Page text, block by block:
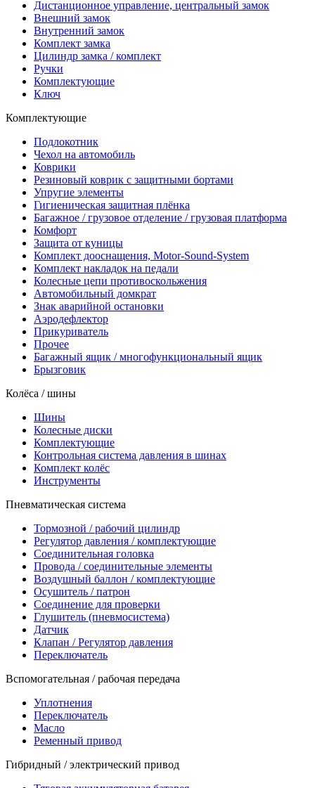
Дистанционное управление, центральный замок
Внешний замок
Внутренний замок
Комплект замка
Цилиндр замка / комплект
Ручки
Комплектующие
Ключ
Комплектующие
Подлокотник
Чехол на автомобиль
Коврики
Резиновый коврик с защитными бортами
Упругие элементы
Гигиеническая защитная плёнка
Багажное / грузовое отделение / грузовая платформа
Комфорт
Защита от куницы
Комплект дооснащения, Motor-Sound-System
Комплект накладок на педали
Колесные цепи противоскольжения
Автомобильный домкрат
Знак аварийной остановки
Аэродефлектор
Прикуриватель
Прочее
Багажный ящик / многофункциональный ящик
Брызговик
Колёса / шины
Шины
Колесные диски
Комплектующие
Контрольная система давления в шинах
Комплект колёс
Инструменты
Пневматическая система
Тормозной / рабочий цилиндр
Регулятор давления / комплектующие
Соединительная головка
Провода / соединительные элементы
Воздушный баллон / комплектующие
Осушитель / патрон
Соединение для проверки
Глушитель (пневмосистема)
Датчик
Клапан / Регулятор давления
Переключатель
Вспомогательная / рабочая передача
Уплотнения
Переключатель
Масло
Ременный привод
Гибридный / электрический привод